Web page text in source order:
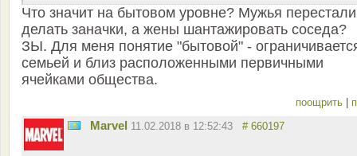
Что значит на бытовом уровне? Мужья перестали
делать заначки, а жены шантажировать соседа?
ЗЫ. Для меня понятие "бытовой" -
семьей и близ расположенными первичными
ячейками общества.
поощрить
Marvel 11.02.2018 в 12:52:43 # 660197